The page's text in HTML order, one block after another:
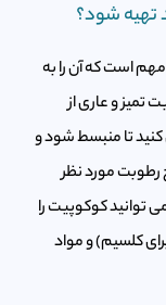
تهیه شود؟
است که آن را به
تمیز و عاری از
تا منبسط شود و
رطوبت مورد نظر
توانید کوکوپیت را
کلسیم) و مواد